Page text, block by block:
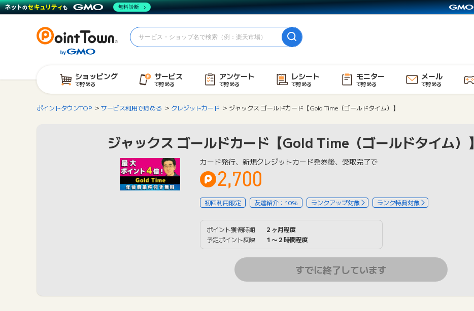
ショッピング
で貯める
サービス
で貯める
アンケート
で貯める
レシート
で貯める
モニター
で貯める
メール
で貯める
ポイントタウンTOP サービス利用で貯める クレジットカード ジャックス ゴールドカード【Gold Time（ゴールドタイム）】
ジャックス ゴールドカード【Gold Time（ゴールドタイム）】
カード発行、新規クレジットカード発券後、受取完了で
2,700
初回利用限定 友達紹介：10% ランクアップ対象 ランク特典対象
ポイント獲得時期
２ヶ月程度
予定ポイント反映
１〜２時間程度
すでに終了しています
無料診断